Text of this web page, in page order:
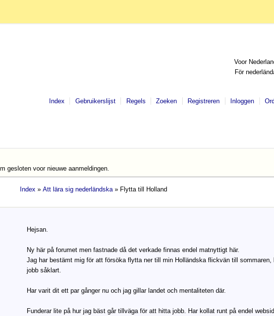
Voor
För
Index Gebruikerslijst Regels Zoeken Registreren Inloggen
gesloten voor nieuwe aanmeldingen.
Index » Att lära sig nederländska» Flytta till Holland
Hejsan.
Ny här på forumet men fastnade då det verkade finnas endel matnyttigt här.
Jag har bestämt mig för att försöka flytta ner till min Holländska flickvän till
jobb såklart.
Har varit dit ett par gånger nu och jag gillar landet och mentaliteten där.
Funderar lite på hur jag bäst går tillväga för att hitta jobb. Har kollat runt på endel